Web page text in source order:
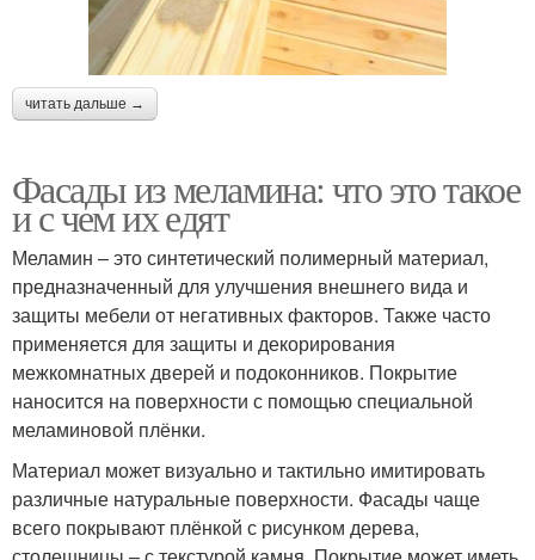
читать дальше →
Фасады из меламина: что это такое
и с чем их едят
Меламин – это синтетический полимерный материал,
предназначенный для улучшения внешнего вида и
защиты мебели от негативных факторов. Также часто
применяется для защиты и декорирования
межкомнатных дверей и подоконников. Покрытие
наносится на поверхности с помощью специальной
меламиновой плёнки.
Материал может визуально и тактильно имитировать
различные натуральные поверхности. Фасады чаще
всего покрывают плёнкой с рисунком дерева,